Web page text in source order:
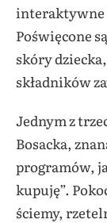
interaktywne
Poświęcone
skóry
składników
Jednym z
Bosacka,
programów,
kupuję”.
ściemy,